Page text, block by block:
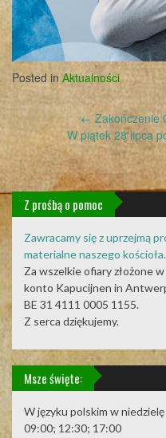
Posted in Aktualności
Post
navigation
← Zakończenie
W piątek 28 lipca
Z prośbą o pomoc
Zawracamy się z uprzejmą
materialne naszego kościoła.
Za wszelkie ofiary złożone
konto Kapucijnen in
BE 31 4111 0005 1155.
Z serca dziękujemy.
Msze święte:
W języku polskim w
09:00; 12:30; 17:00